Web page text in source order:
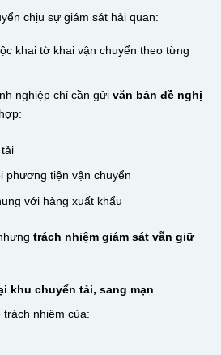
chịu sự giám sát hải quan:
khai tờ khai vận chuyển theo từng
nghiệp chỉ cần gửi văn bản đề nghị
phương tiện vận chuyển
với hàng xuất khẩu
trách nhiệm giám sát vẫn giữ
khu chuyển tải, sang mạn
nhiệm của: